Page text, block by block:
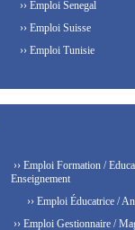
›› Emploi Senegal
›› Emploi Suisse
›› Emploi Tunisie
›› Emploi Formation /
Enseignement
›› Emploi Éducatrice /
›› Emploi Gestionnaire /